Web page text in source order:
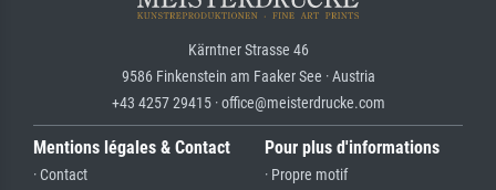
Kärntner Strasse 46
9586 Finkenstein am Faaker See · Austria
+43 4257 29415 · office@meisterdrucke.com
Mentions légales & Contact
· Contact
Pour plus d'informations
· Propre motif